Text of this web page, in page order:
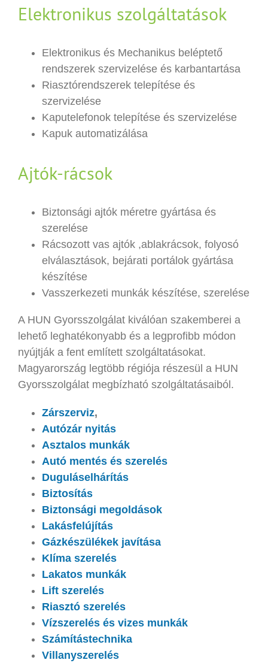
Elektronikus szolgáltatások
Elektronikus és Mechanikus beléptető
rendszerek szervizelése és karbantartása
Riasztórendszerek telepítése és
szervizelése
Kaputelefonok telepítése és szervizelése
Kapuk automatizálása
Ajtók-rácsok
Biztonsági ajtók méretre gyártása és
szerelése
Rácsozott vas ajtók ,ablakrácsok, folyosó
elválasztások, bejárati portálok gyártása
készítése
Vasszerkezeti munkák készítése, szerelése
A HUN Gyorsszolgálat kiválóan szakemberei a
lehető leghatékonyabb és a legprofibb módon
nyújtják a fent említett szolgáltatásokat.
Magyarország legtöbb régiója részesül a HUN
Gyorsszolgálat megbízható szolgáltatásaiból.
Zárszerviz,
Autózár nyitás
Asztalos munkák
Autó mentés és szerelés
Duguláselhárítás
Biztosítás
Biztonsági megoldások
Lakásfelújítás
Gázkészülékek javítása
Klíma szerelés
Lakatos munkák
Lift szerelés
Riasztó szerelés
Vízszerelés és vizes munkák
Számítástechnika
Villanyszerelés